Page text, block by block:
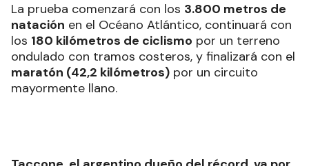
La prueba comenzará con los 3.800 metros de
natación en el Océano Atlántico, continuará con
los 180 kilómetros de ciclismo por un terreno
ondulado con tramos costeros, y finalizará con el
maratón (42,2 kilómetros) por un circuito
mayormente llano.